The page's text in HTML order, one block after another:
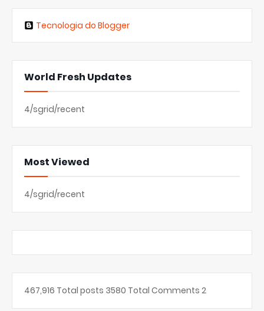
Tecnologia do Blogger
World Fresh Updates
4/sgrid/recent
Most Viewed
4/sgrid/recent
467,916 Total posts 3580 Total Comments 2